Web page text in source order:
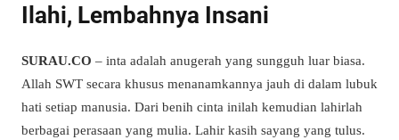
Ilahi, Lembahnya Insani
SURAU.CO – inta adalah anugerah yang sungguh luar biasa.
Allah SWT secara khusus menanamkannya jauh di dalam lubuk
hati setiap manusia. Dari benih cinta inilah kemudian lahirlah
berbagai perasaan yang mulia. Lahir kasih sayang yang tulus.